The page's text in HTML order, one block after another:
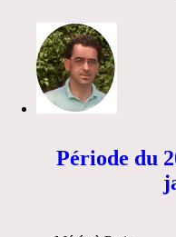
Période du